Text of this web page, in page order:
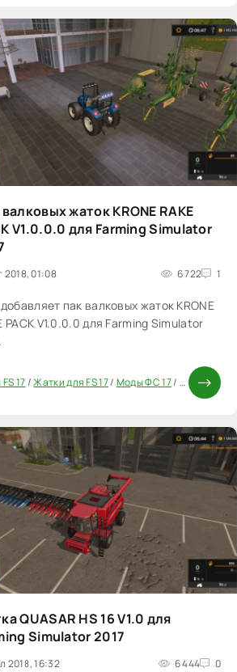
жаток KRONE RAKE
V1.0.0.0 для Farming Simulator
2018, 01:08 6 722 1
пак валковых жаток KRONE
PACK V1.0.0.0 для Farming Simulator
17/Жатки для FS 17/ Моды ФС 17/ Паки
QUASAR HS 16 V1.0 для
Simulator 2017
2018, 16:32 6 444 0